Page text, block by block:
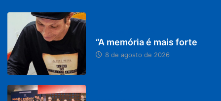
“A memória é mais forte
8 de agosto de 2026